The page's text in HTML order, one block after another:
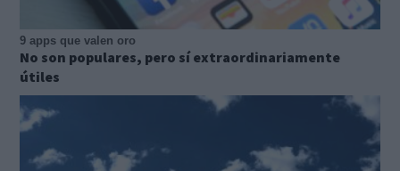
9 apps que valen oro
No son populares, pero sí extraordinariamente
útiles